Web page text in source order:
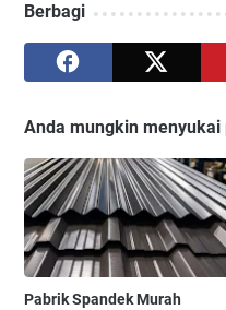
Berbagi
Anda mungkin menyukai
Pabrik Spandek Murah